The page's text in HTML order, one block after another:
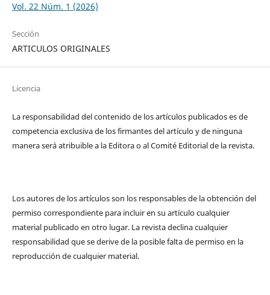
Vol. 22 Núm. 1 (2026)
Sección
ARTICULOS ORIGINALES
Licencia
La responsabilidad del contenido de los artículos publicados es de
competencia exclusiva de los firmantes del artículo y de ninguna
manera será atribuible a la Editora o al Comité Editorial de la revista.
Los autores de los artículos son los responsables de la obtención del
permiso correspondiente para incluir en su artículo cualquier
material publicado en otro lugar. La revista declina cualquier
responsabilidad que se derive de la posible falta de permiso en la
reproducción de cualquier material.